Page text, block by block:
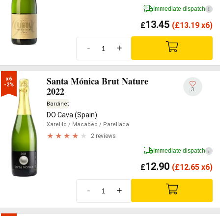
Immediate dispatch i
£13.45 (£13.19 x6)
- +
x6
-2%
Santa Mónica Brut Nature
2022
Bardinet
DO Cava (Spain)
Xarel·lo / Macabeo / Parellada
2 reviews
3
Immediate dispatch i
£12.90 (£12.65 x6)
- +